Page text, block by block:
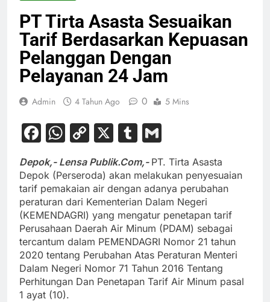
PT Tirta Asasta Sesuaikan
Tarif Berdasarkan Kepuasan
Pelanggan Dengan
Pelayanan 24 Jam
Admin 4 Tahun Ago 0 5 Mins
Facebook
WhatsApp
Copy
Link
X Tumblr
Depok,- Lensa Publik.Com,- PT. Tirta Asasta
Depok (Perseroda) akan melakukan penyesuaian
tarif pemakaian air dengan adanya perubahan
peraturan dari Kementerian Dalam Negeri
(KEMENDAGRI) yang mengatur penetapan tarif
Perusahaan Daerah Air Minum (PDAM) sebagai
tercantum dalam PEMENDAGRI Nomor 21 tahun
2020 tentang Perubahan Atas Peraturan Menteri
Dalam Negeri Nomor 71 Tahun 2016 Tentang
Perhitungan Dan Penetapan Tarif Air Minum pasal
1 ayat (10).